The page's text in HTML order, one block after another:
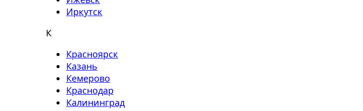
Иркутск
К
Красноярск
Казань
Кемерово
Краснодар
Калининград